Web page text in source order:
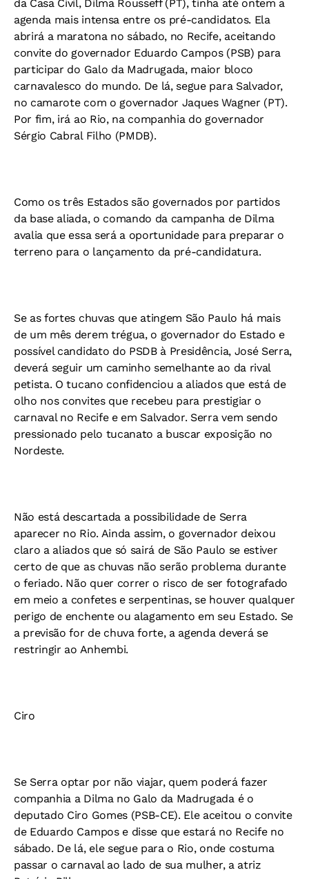
da Casa Civil, Dilma Rousseff (PT), tinha até ontem a
agenda mais intensa entre os pré-candidatos. Ela
abrirá a maratona no sábado, no Recife, aceitando
convite do governador Eduardo Campos (PSB) para
participar do Galo da Madrugada, maior bloco
carnavalesco do mundo. De lá, segue para Salvador,
no camarote com o governador Jaques Wagner (PT).
Por fim, irá ao Rio, na companhia do governador
Sérgio Cabral Filho (PMDB).
Como os três Estados são governados por partidos
da base aliada, o comando da campanha de Dilma
avalia que essa será a oportunidade para preparar o
terreno para o lançamento da pré-candidatura.
Se as fortes chuvas que atingem São Paulo há mais
de um mês derem trégua, o governador do Estado e
possível candidato do PSDB à Presidência, José Serra,
deverá seguir um caminho semelhante ao da rival
petista. O tucano confidenciou a aliados que está de
olho nos convites que recebeu para prestigiar o
carnaval no Recife e em Salvador. Serra vem sendo
pressionado pelo tucanato a buscar exposição no
Nordeste.
Não está descartada a possibilidade de Serra
aparecer no Rio. Ainda assim, o governador deixou
claro a aliados que só sairá de São Paulo se estiver
certo de que as chuvas não serão problema durante
o feriado. Não quer correr o risco de ser fotografado
em meio a confetes e serpentinas, se houver qualquer
perigo de enchente ou alagamento em seu Estado. Se
a previsão for de chuva forte, a agenda deverá se
restringir ao Anhembi.
Ciro
Se Serra optar por não viajar, quem poderá fazer
companhia a Dilma no Galo da Madrugada é o
deputado Ciro Gomes (PSB-CE). Ele aceitou o convite
de Eduardo Campos e disse que estará no Recife no
sábado. De lá, ele segue para o Rio, onde costuma
passar o carnaval ao lado de sua mulher, a atriz